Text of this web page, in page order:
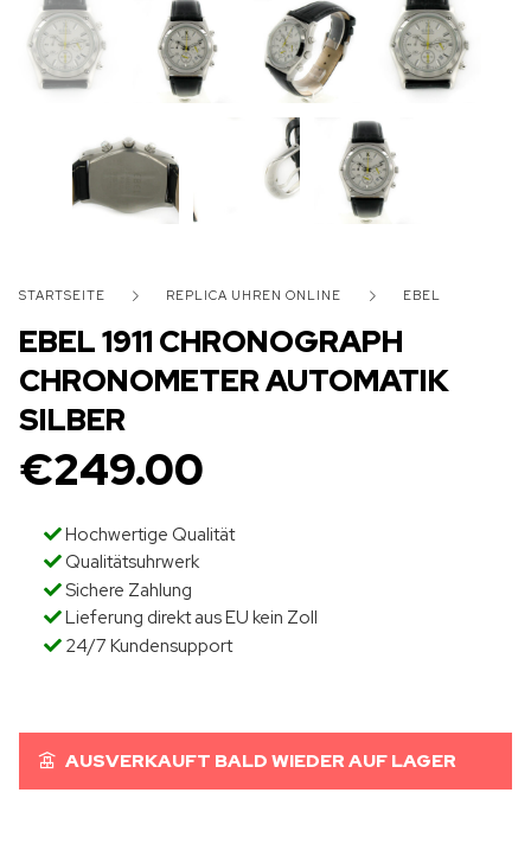
STARTSEITE REPLICA UHREN ONLINE EBEL
EBEL 1911 CHRONOGRAPH
CHRONOMETER AUTOMATIK
SILBER
€249.00
Hochwertige Qualität
Qualitätsuhrwerk
Sichere Zahlung
Lieferung direkt aus EU kein Zoll
24/7 Kundensupport
AUSVERKAUFT BALD WIEDER AUF LAGER